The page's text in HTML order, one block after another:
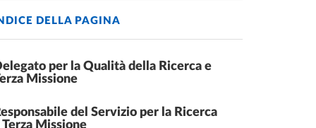
DELLA PAGINA
per la Qualità della Ricerca e
Missione
del Servizio per la Ricerca
Terza Missione